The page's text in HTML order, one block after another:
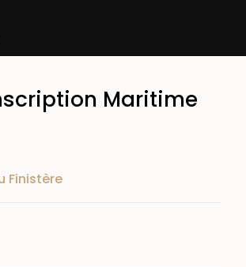
dans la presse
Maritime
Finistère